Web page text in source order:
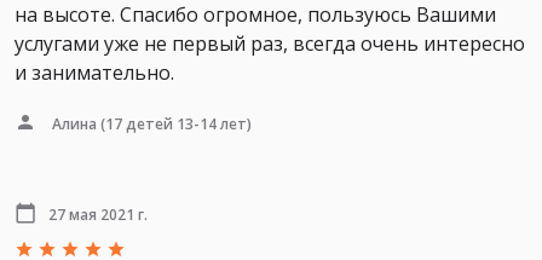
на высоте. Спасибо огромное, пользуюсь Вашими
услугами уже не первый раз, всегда очень интересно
и занимательно.
Алина (17 детей 13-14 лет)
27 мая 2021 г.